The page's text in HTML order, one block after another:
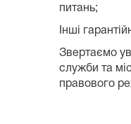
питань;
Інші
Звертаємо
служби та
правового